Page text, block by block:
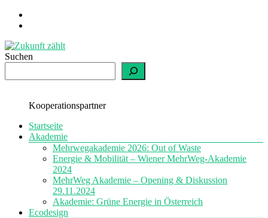
Zum
Inhalt
Zukunft
zählt
einfach
nachhaltig
Suchen
Kooperationspartner
Menü
Startseite
Akademie
Mehrwegakademie 2026: Out of Waste
Energie & Mobilität – Wiener MehrWeg-Akademie
2024
MehrWeg Akademie – Opening & Diskussion
29.11.2024
Akademie: Grüne Energie in Österreich
Ecodesign